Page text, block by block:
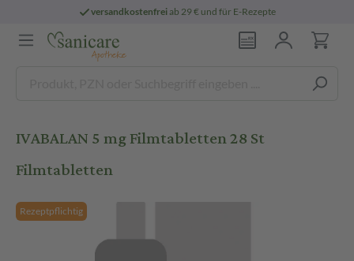
versandkostenfreiab 29 € und für E-Rezepte
IVABALAN 5 mg Filmtabletten 28 St
Filmtabletten
Rezeptpflichtig